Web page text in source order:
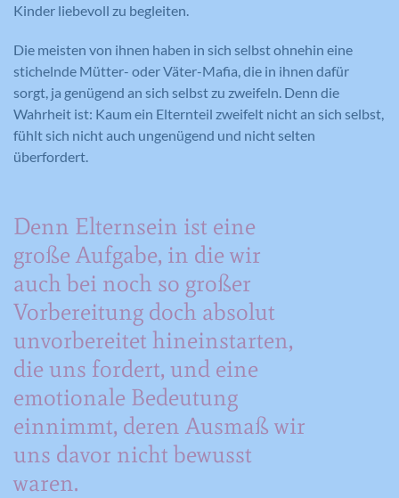
Kinder liebevoll zu begleiten.
Die meisten von ihnen haben in sich selbst ohnehin eine
stichelnde Mütter- oder Väter-Mafia, die in ihnen dafür
sorgt, ja genügend an sich selbst zu zweifeln. Denn die
Wahrheit ist: Kaum ein Elternteil zweifelt nicht an sich selbst,
fühlt sich nicht auch ungenügend und nicht selten
überfordert.
Denn Elternsein ist eine
große Aufgabe, in die wir
auch bei noch so großer
Vorbereitung doch absolut
unvorbereitet hineinstarten,
die uns fordert, und eine
emotionale Bedeutung
einnimmt, deren Ausmaß wir
uns davor nicht bewusst
waren.